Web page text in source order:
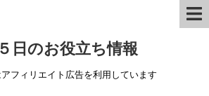
日のお役立ち情報
フィリエイト広告を利用しています